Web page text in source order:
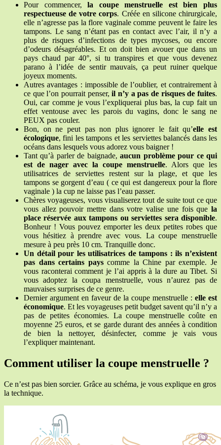
Pour commencer,la coupe menstruelle est bien plus
respectueuse de votre corps. Créée en silicone chirurgicale,
elle n’agresse pas la flore vaginale comme peuvent le faire les
tampons. Le sang n’étant pas en contact avec l’air, il n’y a
plus de risques d’infections de types mycoses, ou encore
d’odeurs désagréables. Et on doit bien avouer que dans un
pays chaud par 40°, si tu transpires et que vous devenez
parano à l’idée de sentir mauvais, ça peut ruiner quelque
joyeux moments.
Autres avantages : impossible de l’oublier, et contrairement à
ce que l’on pourrait penser,il n’y a pas de risques de fuites.
Oui, car comme je vous l’expliquerai plus bas, la cup fait un
effet ventouse avec les parois du vagins, donc le sang ne
PEUX pas couler.
Bon, on ne peut pas non plus ignorer le fait qu’elle est
écologique, fini les tampons et les serviettes balancés dans les
océans dans lesquels vous adorez vous baigner !
Tant qu’à parler de baignade,aucun problème pour ce qui
est de nager avec la coupe menstruelle. Alors que les
utilisatrices de serviettes restent sur la plage, et que les
tampons se gorgent d’eau ( ce qui est dangereux pour la flore
vaginale ) la cup ne laisse pas l’eau passer.
Chères voyageuses, vous visualiserez tout de suite tout ce que
vous allez pouvoir mettre dans votre valise une fois que la
place réservée aux tampons ou serviettes sera disponible.
Bonheur ! Vous pouvez emporter les deux petites robes que
vous hésitiez à prendre avec vous. La coupe menstruelle
mesure à peu près 10 cm. Tranquille donc.
Un détail pour les utilisatrices de tampons : ils n’existent
pas dans certains payscomme la Chine par exemple. Je
vous raconterai comment je l’ai appris à la dure au Tibet. Si
vous adoptez la coupa menstruelle, vous n’aurez pas de
mauvaises surprises de ce genre.
Dernier argument en faveur de la coupe menstruelle : elle est
économique. Et les voyageuses petit budget savent qu’il n’y a
pas de petites économies. La coupe menstruelle coûte en
moyenne 25 euros, et se garde durant des années à condition
de bien la nettoyer, désinfecter, comme je vais vous
l’expliquer maintenant.
Comment utiliser la coupe menstruelle ?
Ce n’est pas bien sorcier. Grâce au schéma, je vous explique en gros
la technique.